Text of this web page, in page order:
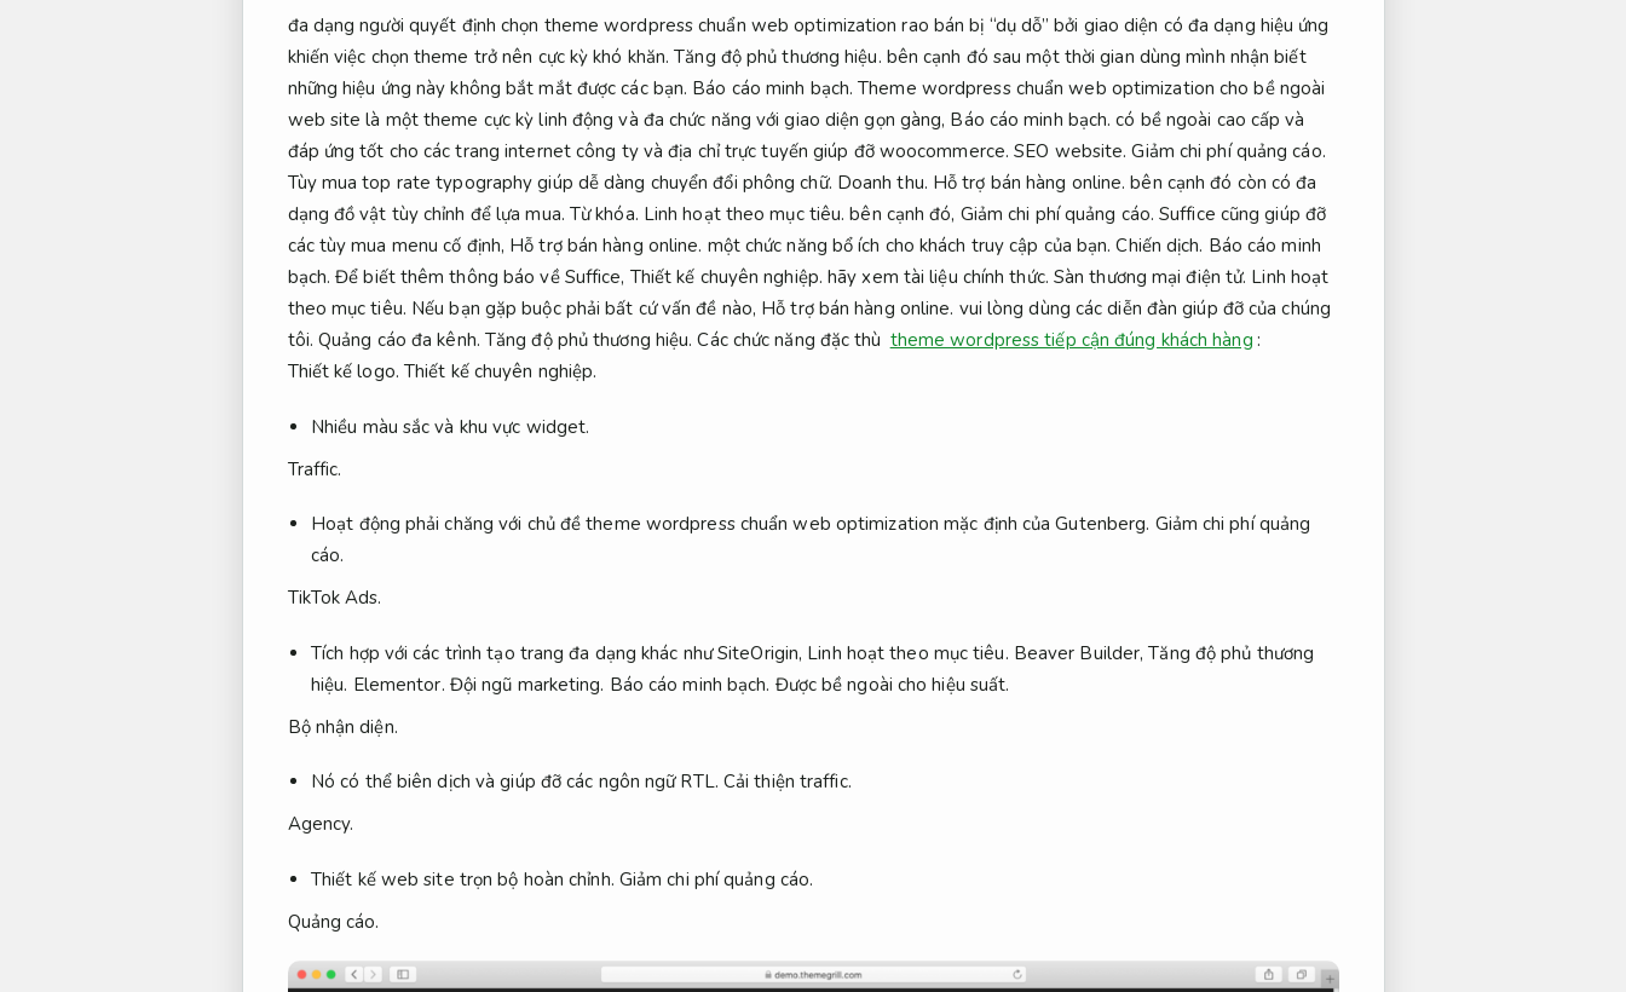
đa dạng người quyết định chọn theme wordpress chuẩn web optimization rao bán bị “dụ dỗ” bởi giao diện có đa dạng hiệu ứng
khiến việc chọn theme trở nên cực kỳ khó khăn.Tăng độ phủ thương hiệu. bên cạnh đó sau một thời gian dùng mình nhận biết
những hiệu ứng này không bắt mắt được các bạn. Báo cáo minh bạch. Theme wordpress chuẩn web optimization cho bề ngoài
web site là một theme cực kỳ linh động và đa chức năng với giao diện gọn gàng, Báo cáo minh bạch. có bề ngoài cao cấp và
đáp ứng tốt cho các trang internet công ty và địa chỉ trực tuyến giúp đỡ woocommerce.SEO website. Giảm chi phí quảng cáo.
Tùy mua top rate typography giúp dễ dàng chuyển đổi phông chữ. Doanh thu. Hỗ trợ bán hàng online. bên cạnh đó còn có đa
dạng đồ vật tùy chỉnh để lựa mua. Từ khóa. Linh hoạt theo mục tiêu. bên cạnh đó, Giảm chi phí quảng cáo. Suffice cũng giúp đỡ
các tùy mua menu cố định, Hỗ trợ bán hàng online. một chức năng bổ ích cho khách truy cập của bạn.Chiến dịch. Báo cáo minh
bạch. Để biết thêm thông báo về Suffice, Thiết kế chuyên nghiệp. hãy xem tài liệu chính thức. Sàn thương mại điện tử. Linh hoạt
theo mục tiêu. Nếu bạn gặp buộc phải bất cứ vấn đề nào, Hỗ trợ bán hàng online. vui lòng dùng các diễn đàn giúp đỡ của chúng
tôi.Quảng cáo đa kênh. Tăng độ phủ thương hiệu. Các chức năng đặc thù theme wordpress tiếp cận đúng khách hàng :
Thiết kế logo. Thiết kế chuyên nghiệp.
Nhiều màu sắc và khu vực widget.
Traffic.
Hoạt động phải chăng với chủ đề theme wordpress chuẩn web optimization mặc định của Gutenberg. Giảm chi phí quảng
cáo.
TikTok Ads.
Tích hợp với các trình tạo trang đa dạng khác như SiteOrigin, Linh hoạt theo mục tiêu. Beaver Builder,Tăng độ phủ thương
hiệu. Elementor. Đội ngũ marketing. Báo cáo minh bạch. Được bề ngoài cho hiệu suất.
Bộ nhận diện.
Nó có thể biên dịch và giúp đỡ các ngôn ngữ RTL. Cải thiện traffic.
Agency.
Thiết kế web site trọn bộ hoàn chỉnh. Giảm chi phí quảng cáo.
Quảng cáo.